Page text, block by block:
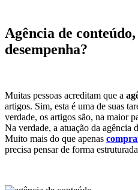
Agência de
desempenha?
Muitas pessoas acreditam que a
artigos. Sim, esta é uma de suas
verdade, os artigos são, na maior
Na verdade, a atuação da agência
Muito mais do que apenas
precisa pensar de forma